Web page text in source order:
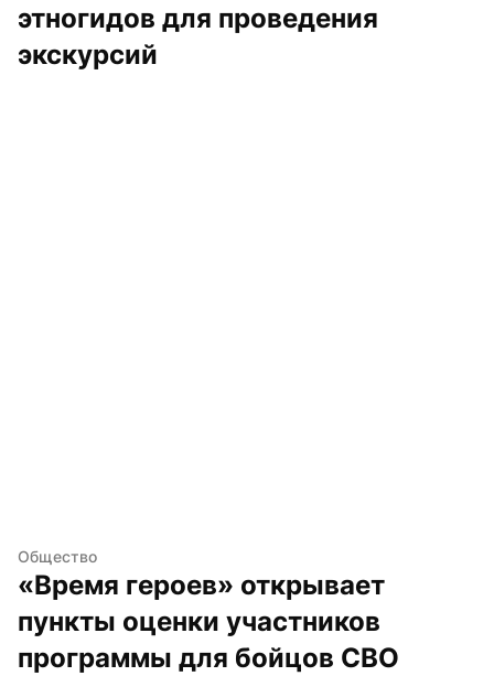
этногидов для проведения
экскурсий
Общество
«Время героев» открывает
пункты оценки участников
программы для бойцов СВО